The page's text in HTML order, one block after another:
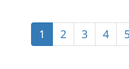
Página
atual
1 Página
2 Página
3 4